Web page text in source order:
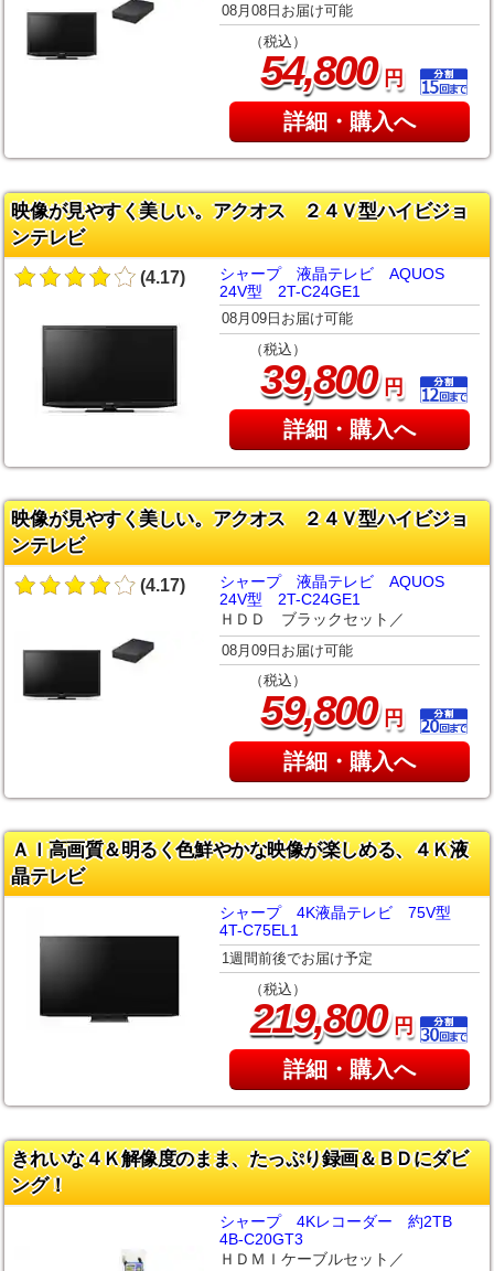
08月08日お届け可能
（税込）
54,800円
詳細・購入へ
映像が見やすく美しい。アクオス ２４Ｖ型ハイビジョ
ンテレビ
(4.17)
シャープ 液晶テレビ AQUOS
24V型 2T-C24GE1
08月09日お届け可能
（税込）
39,800円
詳細・購入へ
映像が見やすく美しい。アクオス ２４Ｖ型ハイビジョ
ンテレビ
(4.17)
シャープ 液晶テレビ AQUOS
24V型 2T-C24GE1
ＨＤＤ ブラックセット／
08月09日お届け可能
（税込）
59,800円
詳細・購入へ
ＡＩ高画質＆明るく色鮮やかな映像が楽しめる、４Ｋ液
晶テレビ
シャープ 4K液晶テレビ 75V型
4T-C75EL1
1週間前後でお届け予定
（税込）
219,800円
詳細・購入へ
きれいな４Ｋ解像度のまま、たっぷり録画＆ＢＤにダビ
ング！
シャープ 4Kレコーダー 約2TB
4B-C20GT3
ＨＤＭＩケーブルセット／